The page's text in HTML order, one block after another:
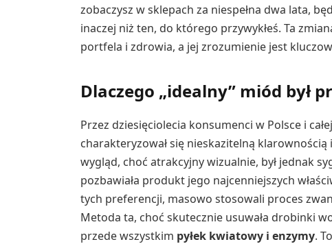
zobaczysz w sklepach za niespełna dwa lata,
inaczej niż ten, do którego przywykłeś. Ta
portfela i zdrowia, a jej zrozumienie jest
Dlaczego „idealny” miód był
Przez dziesięciolecia konsumenci w Polsce i
charakteryzował się nieskazitelną
wygląd, choć atrakcyjny wizualnie, był jednak
pozbawiała produkt jego najcenniejszych
tych preferencji, masowo stosowali proces
Metoda ta, choć skutecznie usuwała drobinki
przede wszystkim pyłek kwiatowy i enzymy.